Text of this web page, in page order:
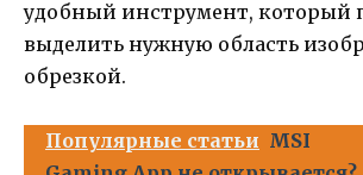
удобный инструмент, который
выделить нужную область
обрезкой.
Популярные статьи MSI